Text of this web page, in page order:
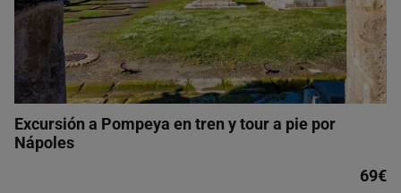
Excursión a Pompeya en tren y tour a pie por
Nápoles
69€